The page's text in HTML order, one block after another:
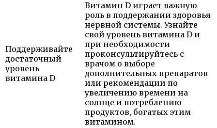
Поддерживайте
достаточный
уровень
витамина D
Витамин D играет важную
роль в поддержании здоровья
нервной системы. Узнайте
свой уровень витамина D и
при необходимости
проконсультируйтесь с
врачом о выборе
дополнительных препаратов
или рекомендации по
увеличению времени на
солнце и потреблению
продуктов, богатых этим
витамином.